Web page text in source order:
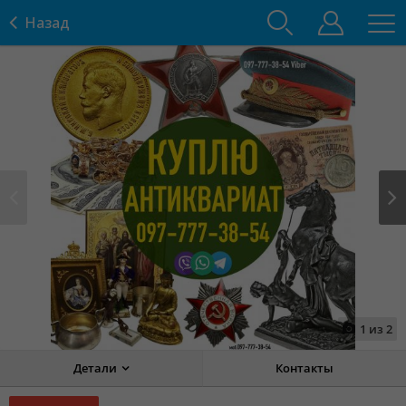
Назад
1 из 2
Детали Контакты